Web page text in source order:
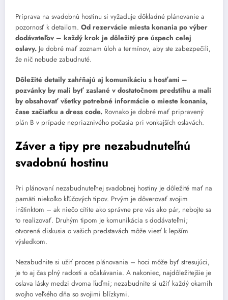
Príprava na svadobnú hostinu si vyžaduje dôkladné plánovanie a
pozornosť k detailom. Od rezervácie miesta konania po výber
dodávateľov – každý krok je dôležitý pre úspech celej
oslavy. Je dobré mať zoznam úloh a termínov, aby ste zabezpečili,
že nič nebude zabudnuté.
Dôležité detaily zahŕňajú aj komunikáciu s hosťami –
pozvánky by mali byť zaslané v dostatočnom predstihu a mali
by obsahovať všetky potrebné informácie o mieste konania,
čase začiatku a dress code. Rovnako je dobré mať pripravený
plán B v prípade nepriaznivého počasia pri vonkajších oslavách.
Záver a tipy pre nezabudnuteľnú
svadobnú hostinu
Pri plánovaní nezabudnuteľnej svadobnej hostiny je dôležité mať na
pamäti niekoľko kľúčových tipov. Prvým je dôverovať svojim
inštinktom – ak niečo cítite ako správne pre vás ako pár, nebojte sa
to realizovať. Druhým tipom je komunikácia s dodávateľmi;
otvorená diskusia o vašich predstavách môže viesť k lepším
výsledkom.
Nezabudnite si užiť proces plánovania – hoci môže byť stresujúci,
je to aj čas plný radosti a očakávania. A nakoniec, najdôležitejšie je
oslava lásky medzi dvoma ľuďmi; nezabudnite si užiť každý okamih
svojho veľkého dňa so svojimi blízkymi.